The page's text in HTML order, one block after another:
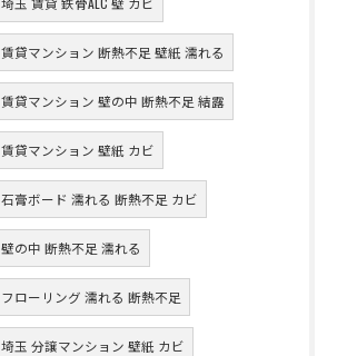
賃貸マンション 断熱不足 壁紙 濡れる
賃貸マンション 壁の中 断熱不足 結露
賃貸マンション 壁紙 カビ
石膏ボード 濡れる 断熱不足 カビ
壁の中 断熱不足 濡れる
フローリング 濡れる 断熱不足
埼玉 分譲マンション 壁紙 カビ